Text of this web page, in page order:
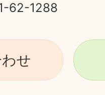
62-1288
せ